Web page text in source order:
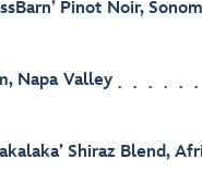
Pinot Noir,
Napa Valley
Shiraz Blend,